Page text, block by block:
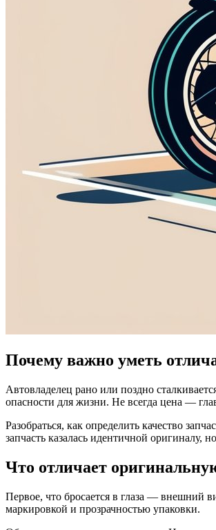
Почему важно уметь
Автовладелец рано или поздно
опасности для жизни. Не всегда цена —
Разобраться, как определить качество
запчасть казалась идентичной оригиналу,
Что отличает
Первое, что бросается в глаза — внешний
маркировкой и прозрачностью упаковки.